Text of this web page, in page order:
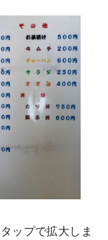
ップで拡大しま